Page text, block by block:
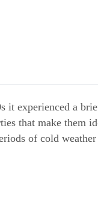
experienced a
that make them
of cold